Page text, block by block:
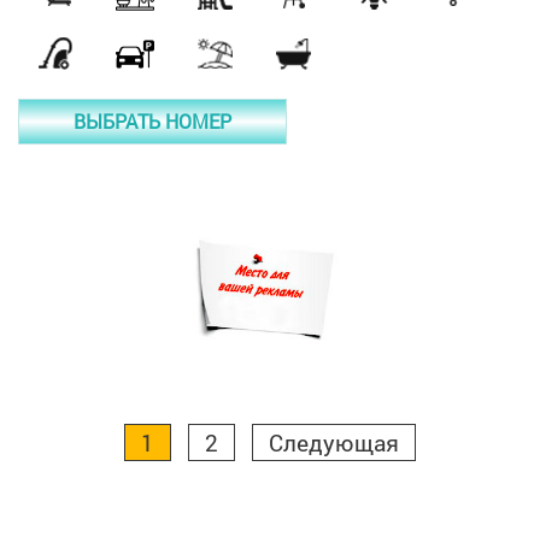
ВЫБРАТЬ НОМЕР
1 2 Следующая